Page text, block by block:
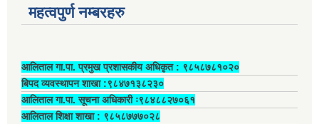
महत्वपुर्ण नम्बरहरु
आलिताल गा.पा. प्रमुख प्रशासकीय अधिकृत ‍: ९८५८७८१०२०
बिपद व्यवस्थापन शाखा :९८४७१३८२३०
आलिताल गा.पा. सूचना अधिकारी ः९८४८८२७०६१
आलिताल शिक्षा शाखा : ९८५८७७७०२८